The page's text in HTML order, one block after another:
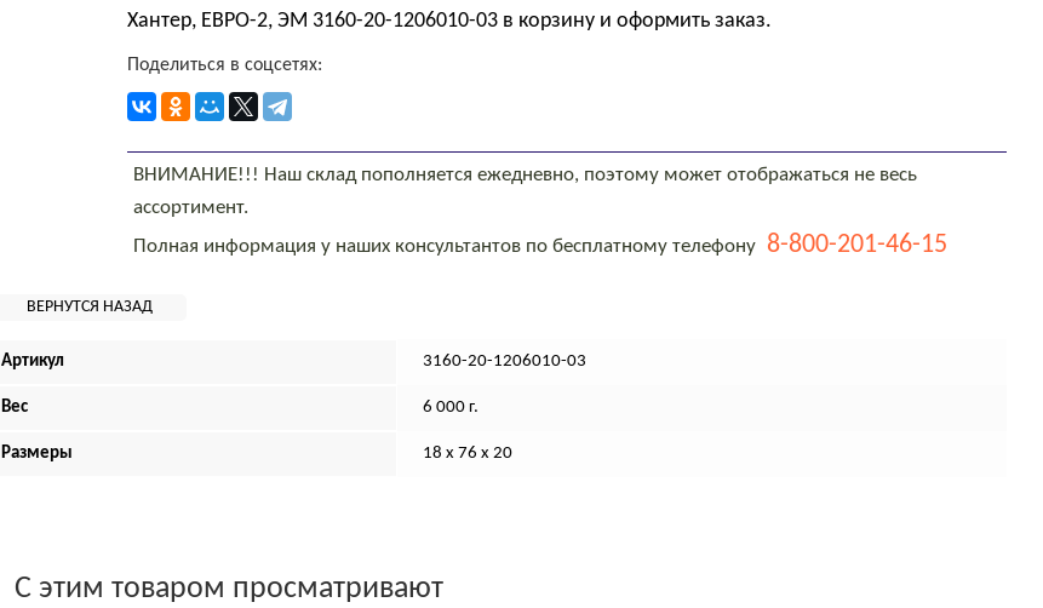
Хантер, ЕВРО-2, ЭМ 3160-20-1206010-03 в корзину и оформить заказ.
Поделиться в соцсетях:
ВНИМАНИЕ!!! Наш склад пополняется ежедневно, поэтому может отображаться не весь
ассортимент.
Полная информация у наших консультантов по бесплатному телефону 8-800-201-46-15
Артикул 3160-20-1206010-03
Вес 6 000 г.
Размеры 18 х 76 х 20
С этим товаром просматривают